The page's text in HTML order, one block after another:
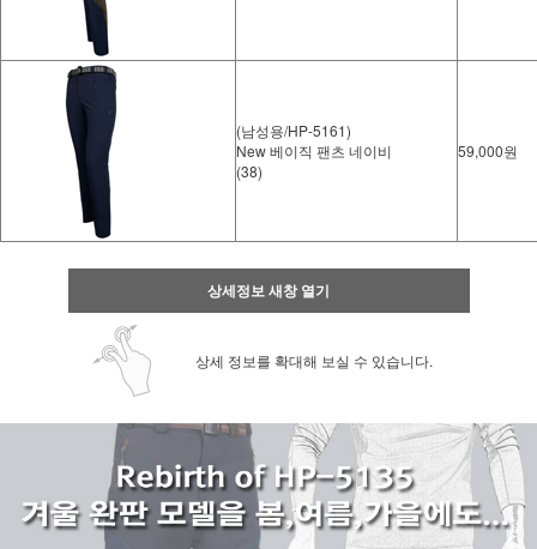
(남성용/HP-5161)
New 베이직 팬츠 네이비
(38)
59,000원
상세정보 새창 열기
상세 정보를 확대해 보실 수 있습니다.